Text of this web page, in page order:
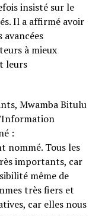
insisté sur le
Il a affirmé avoir
à mieux
leurs
Mwamba Bitulu
:
nommé. Tous les
importants, car
même de
très fiers et
car elles nous